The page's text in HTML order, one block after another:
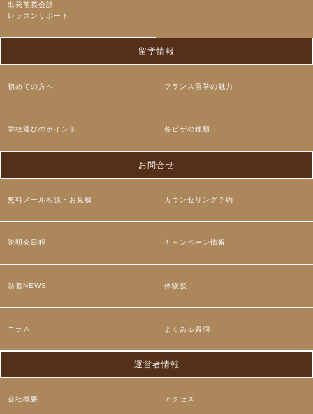
出発前英会話
レッスンサポート
留学情報
初めての方へ フランス留学の魅力
学校選びのポイント 各ビザの種類
お問合せ
無料メール相談・お見積 カウンセリング予約
説明会日程 キャンペーン情報
新着NEWS 体験談
コラム よくある質問
運営者情報
会社概要 アクセス